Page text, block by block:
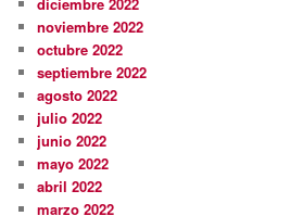
noviembre 2022
octubre 2022
septiembre 2022
agosto 2022
julio 2022
junio 2022
mayo 2022
abril 2022
marzo 2022